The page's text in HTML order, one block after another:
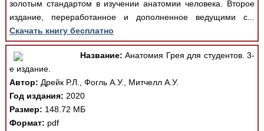
золотым стандартом в изучении анатомии человека. Второе
издание, переработанное и дополненное ведущими с...
Скачать книгу бесплатно
Название: Анатомия Грея для студентов. 3-
е издание.
Автор: Дрейк Р.Л., Фогль А.У., Митчелл А.У.
Год издания: 2020
Размер: 148.72 МБ
Формат: pdf